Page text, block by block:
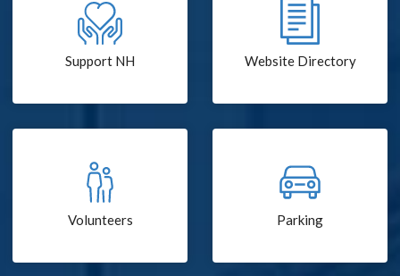
Support NH Website Directory
Volunteers Parking